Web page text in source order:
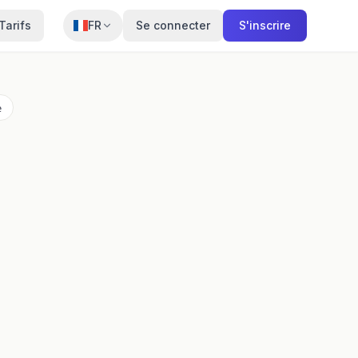
Tarifs FR Se connecter S'inscrire